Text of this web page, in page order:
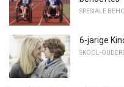
SPESIALE
6-jarige
SKOOL-